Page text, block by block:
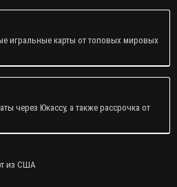
игральные карты от топовых мировых
через Юкассу, а также рассрочка от
из США